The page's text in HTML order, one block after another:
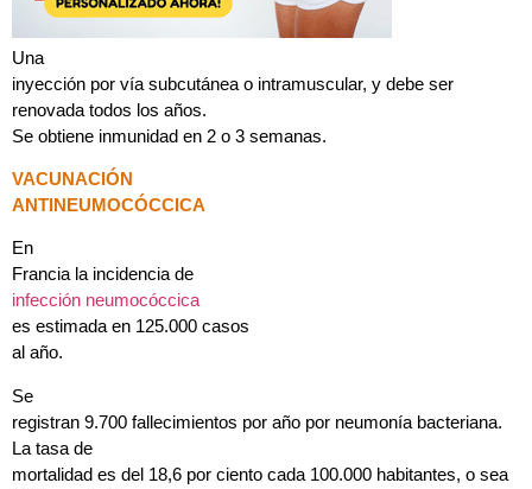
Una
inyección por vía subcutánea o intramuscular, y debe ser
renovada todos los años.
Se obtiene inmunidad en 2 o 3 semanas.
VACUNACIÓN
ANTINEUMOCÓCCICA
En
Francia la incidencia de
infección neumocóccica
es estimada en 125.000 casos
al año.
Se
registran 9.700 fallecimientos por año por neumonía bacteriana.
La tasa de
mortalidad es del 18,6 por ciento cada 100.000 habitantes, o sea